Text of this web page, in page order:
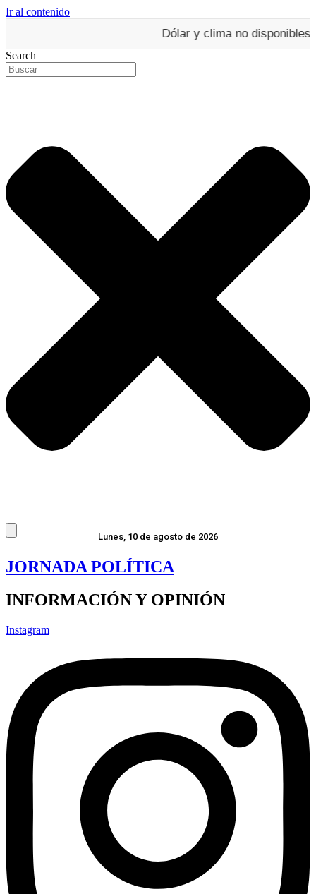
Ir al contenido
Dólar y clima no disponibles en
Search
Lunes, 10 de agosto de 2026
JORNADA POLÍTICA
INFORMACIÓN Y OPINIÓN
Instagram